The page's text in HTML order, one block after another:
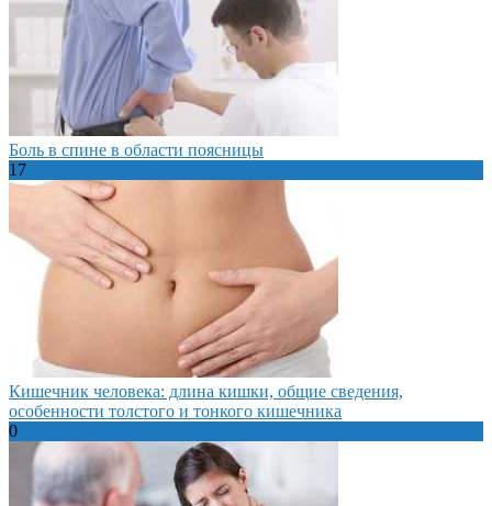
Боль в спине в области поясницы
17
Кишечник человека: длина кишки, общие сведения,
особенности толстого и тонкого кишечника
0